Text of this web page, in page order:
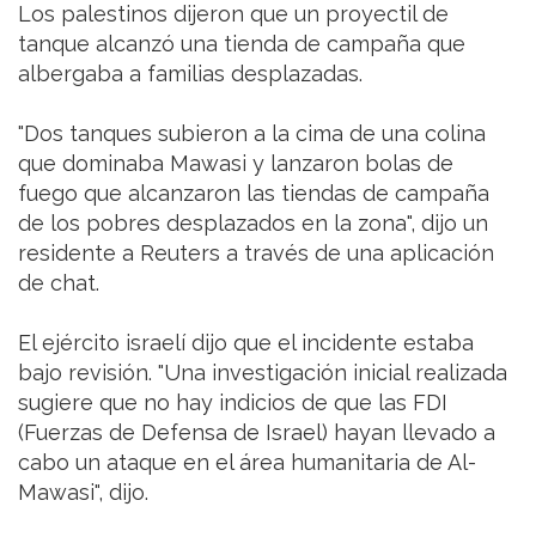
Los palestinos dijeron que un proyectil de
tanque alcanzó una tienda de campaña que
albergaba a familias desplazadas.
"Dos tanques subieron a la cima de una colina
que dominaba Mawasi y lanzaron bolas de
fuego que alcanzaron las tiendas de campaña
de los pobres desplazados en la zona", dijo un
residente a Reuters a través de una aplicación
de chat.
El ejército israelí dijo que el incidente estaba
bajo revisión. "Una investigación inicial realizada
sugiere que no hay indicios de que las FDI
(Fuerzas de Defensa de Israel) hayan llevado a
cabo un ataque en el área humanitaria de Al-
Mawasi", dijo.